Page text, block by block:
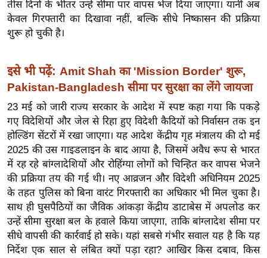
त
यं
ग
डि
या
सा
हि
त्य
ज
ग
त
ऑ
टो
व
र्ल्ड
तीस दिनों के भीतर उन्हें सीमा पार वापस भेज दिया जाएगा। यानी अब
केवल गिरफ्तारी का दिखावा नहीं, बल्कि सीधे निष्कासन की प्रक्रिया
शुरू हो चुकी है।
इसे भी पढ़ें: Amit Shah का 'Mission Border' शुरू,
Pakistan-Bangladesh सीमा पर सुरक्षा का लेंगे जायजा
23 मई को जारी राज्य सरकार के आदेश में स्पष्ट कहा गया कि पकड़े
गए विदेशियों और जेल से रिहा हुए विदेशी कैदियों को निर्वासन तक इन
होल्डिंग सेंटरों में रखा जाएगा। यह आदेश केंद्रीय गृह मंत्रालय की दो मई
2025 की उस गाइडलाइन के बाद आया है, जिसमें अवैध रूप से भारत
में रह रहे बांग्लादेशियों और रोहिंग्या लोगों को चिन्हित कर वापस भेजने
की प्रक्रिया तय की गई थी। नए आव्रजन और विदेशी अधिनियम 2025
के तहत पुलिस को बिना वारंट गिरफ्तारी का अधिकार भी मिल चुका है।
साथ ही घुसपैठियों का जैविक आंकड़ा केंद्रीय डाटाबेस में अपलोड कर
उन्हें सीमा सुरक्षा बल के हवाले किया जाएगा, ताकि बांग्लादेश सीमा पर
सीधे वापसी की कार्रवाई हो सके। यहां सबसे गंभीर सवाल यह है कि यह
निर्देश एक साल से लंबित क्यों पड़ा रहा? आखिर किस दबाव, किस